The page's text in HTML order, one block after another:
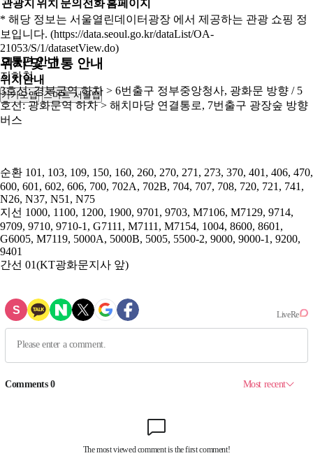
관광지 위치 문의전화홈페이지
* 해당 정보는 서울열린데이터광장 에서 제공하는 관광 쇼핑 정
보입니다. (https://data.seoul.go.kr/dataList/OA-
21053/S/1/datasetView.do)
위치 및 교통 안내
위치안내
카카오맵 스마트 서울맵
250m
교통편 안내
지하철
3호선: 경복궁역 하차 > 6번출구 정부중앙청사, 광화문 방향 / 5
호선: 광화문역 하차 > 해치마당 연결통로, 7번출구 광장숲 방향
버스
순환 101, 103, 109, 150, 160, 260, 270, 271, 273, 370, 401, 406, 470,
600, 601, 602, 606, 700, 702A, 702B, 704, 707, 708, 720, 721, 741,
N26, N37, N51, N75
지선 1000, 1100, 1200, 1900, 9701, 9703, M7106, M7129, 9714,
9709, 9710, 9710-1, G7111, M7111, M7154, 1004, 8600, 8601,
G6005, M7119, 5000A, 5000B, 5005, 5500-2, 9000, 9000-1, 9200,
9401
간선 01(KT광화문지사 앞)